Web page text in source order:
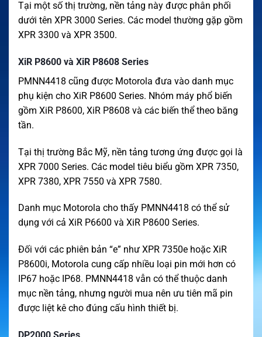
Tại một số thị trường, nền tảng này được phân phối
dưới tên XPR 3000 Series. Các model thường gặp gồm
XPR 3300 và XPR 3500.
XiR P8600 và XiR P8608 Series
PMNN4418 cũng được Motorola đưa vào danh mục
phụ kiện cho XiR P8600 Series. Nhóm máy phổ biến
gồm XiR P8600, XiR P8608 và các biến thể theo băng
tần.
Tại thị trường Bắc Mỹ, nền tảng tương ứng được gọi là
XPR 7000 Series. Các model tiêu biểu gồm XPR 7350,
XPR 7380, XPR 7550 và XPR 7580.
Danh mục Motorola cho thấy PMNN4418 có thể sử
dụng với cả XiR P6600 và XiR P8600 Series.
Đối với các phiên bản “e” như XPR 7350e hoặc XiR
P8600i, Motorola cung cấp nhiều loại pin mới hơn có
IP67 hoặc IP68. PMNN4418 vẫn có thể thuộc danh
mục nền tảng, nhưng người mua nên ưu tiên mã pin
được liệt kê cho đúng cấu hình thiết bị.